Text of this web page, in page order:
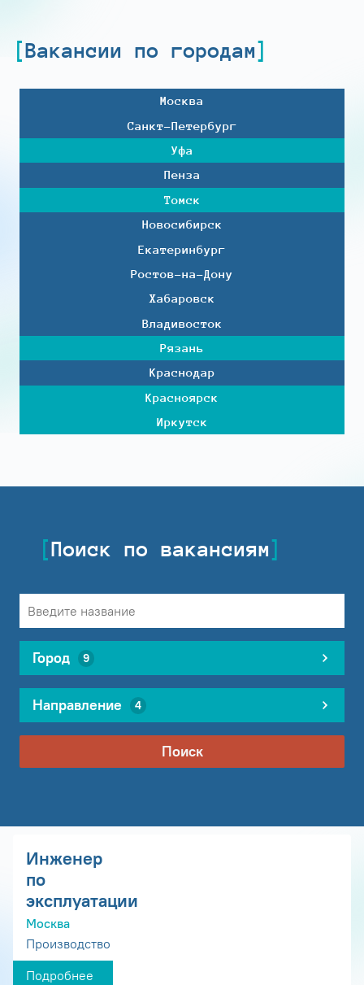
Вакансии по городам
Москва
Санкт-Петербург
Уфа
Пенза
Томск
Новосибирск
Екатеринбург
Ростов-на-Дону
Хабаровск
Владивосток
Рязань
Краснодар
Красноярск
Иркутск
Поиск по вакансиям
Город 9
Направление 4
Поиск
Инженер
по
эксплуатации
Москва
Производство
Подробнее